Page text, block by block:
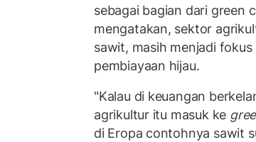
sebagai bagian dari green
mengatakan, sektor
sawit, masih menjadi
pembiayaan hijau.
"Kalau di keuangan
agrikultur itu masuk ke
di Eropa contohnya sawit